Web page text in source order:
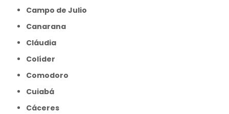
Campo de Julio
Canarana
Cláudia
Colíder
Comodoro
Cuiabá
Cáceres